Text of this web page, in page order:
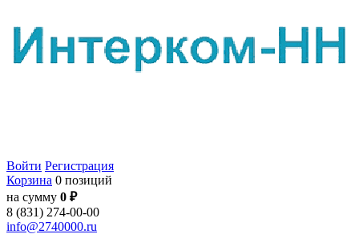
Войти Регистрация
Корзина 0 позиций
на сумму 0 ₽
8 (831) 274-00-00
info@2740000.ru